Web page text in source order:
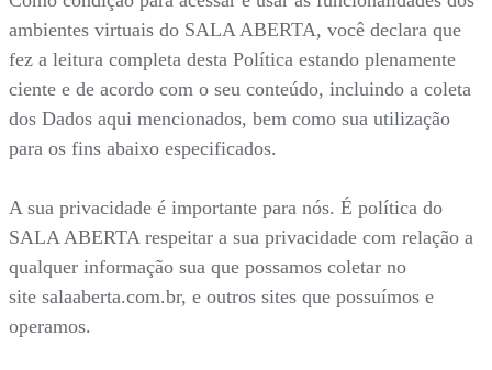
ambientes virtuais do SALA ABERTA, você declara que
fez a leitura completa desta Política estando plenamente
ciente e de acordo com o seu conteúdo, incluindo a coleta
dos Dados aqui mencionados, bem como sua utilização
para os fins abaixo especificados.
A sua privacidade é importante para nós. É política do
SALA ABERTA respeitar a sua privacidade com relação a
qualquer informação sua que possamos coletar no
site salaaberta.com.br, e outros sites que possuímos e
operamos.